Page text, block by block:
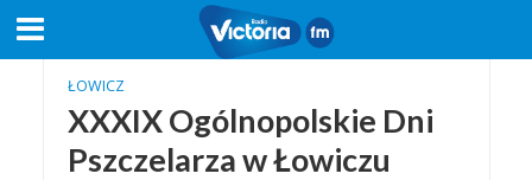
ŁOWICZ
XXXIX Ogólnopolskie Dni
Pszczelarza w Łowiczu